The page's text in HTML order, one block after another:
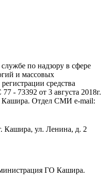
по надзору в сфере
и массовых
средства
- 73392 от 3 августа 2018г.
Кашира. Отдел СМИ e-mail:
Кашира, ул. Ленина, д. 2
ГО Кашира.